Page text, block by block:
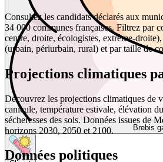
Brebis
Consultez les candidats déclarés aux
34 000 communes françaises. Filtrez par
centre, droite, écologistes, extrême-
(urbain, périurbain, rural) et par taille de
Projections climatiques
Découvrez les projections climatiques de
canicule, température estivale, élévation
sécheresses des sols. Données issues de
horizons 2030, 2050 et 2100.
Données politiques